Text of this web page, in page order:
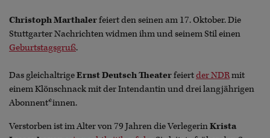
Christoph Marthalerfeiert den seinen am 17. Oktober. Die
Stuttgarter Nachrichten widmen ihm und seinem Stil einen
Geburtstagsgruß.
Das gleichaltrigeErnst Deutsch Theaterfeiertder NDRmit
einem Klönschnack mit der Intendantin und drei langjährigen
Abonnent*innen.
Verstorben ist im Alter von 79 Jahren die VerlegerinKrista